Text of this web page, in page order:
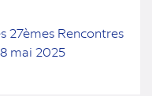
27èmes Rencontres
mai 2025